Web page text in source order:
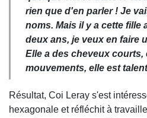
rien que d'en parler ! Je
noms. Mais il y a cette fille
deux ans, je veux en faire
Elle a des cheveux courts,
mouvements, elle est
Résultat, Coi Leray s'est
hexagonale et réfléchit à